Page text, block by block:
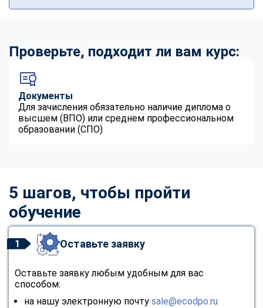
Проверьте, подходит ли вам курс:
Документы
Для зачисления обязательно наличие диплома о
высшем (ВПО) или среднем профессиональном
образовании (СПО)
5 шагов, чтобы пройти
обучение
1 Оставьте заявку
Оставьте заявку любым удобным для вас
способом:
на нашу электронную почту sale@ecodpo.ru